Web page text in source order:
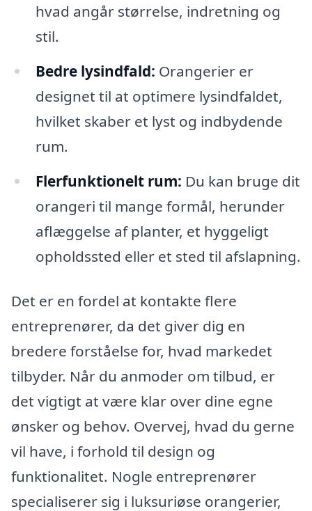
hvad angår størrelse, indretning og
stil.
Bedre lysindfald: Orangerier er
designet til at optimere lysindfaldet,
hvilket skaber et lyst og indbydende
rum.
Flerfunktionelt rum: Du kan bruge dit
orangeri til mange formål, herunder
aflæggelse af planter, et hyggeligt
opholdssted eller et sted til afslapning.
Det er en fordel at kontakte flere
entreprenører, da det giver dig en
bredere forståelse for, hvad markedet
tilbyder. Når du anmoder om tilbud, er
det vigtigt at være klar over dine egne
ønsker og behov. Overvej, hvad du gerne
vil have, i forhold til design og
funktionalitet. Nogle entreprenører
specialiserer sig i luksuriøse orangerier,